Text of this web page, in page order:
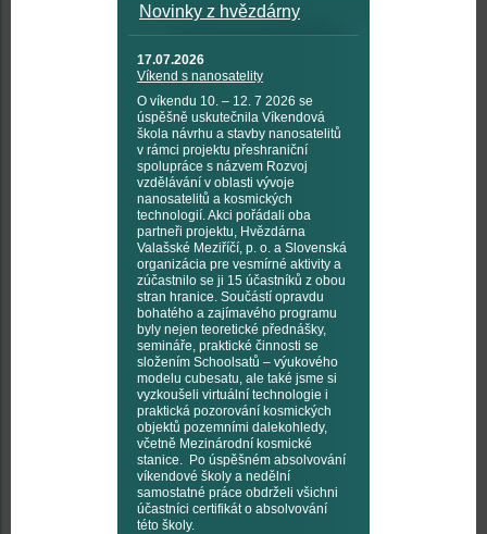
Novinky z hvězdárny
17.07.2026
Víkend s nanosatelity
O víkendu 10. – 12. 7 2026 se
úspěšně uskutečnila Víkendová
škola návrhu a stavby nanosatelitů
v rámci projektu přeshraniční
spolupráce s názvem Rozvoj
vzdělávání v oblasti vývoje
nanosatelitů a kosmických
technologií. Akci pořádali oba
partneři projektu, Hvězdárna
Valašské Meziříčí, p. o. a Slovenská
organizácia pre vesmírné aktivity a
zúčastnilo se ji 15 účastníků z obou
stran hranice. Součástí opravdu
bohatého a zajímavého programu
byly nejen teoretické přednášky,
semináře, praktické činnosti se
složením Schoolsatů – výukového
modelu cubesatu, ale také jsme si
vyzkoušeli virtuální technologie i
praktická pozorování kosmických
objektů pozemními dalekohledy,
včetně Mezinárodní kosmické
stanice. Po úspěšném absolvování
víkendové školy a nedělní
samostatné práce obdrželi všichni
účastníci certifikát o absolvování
této školy.